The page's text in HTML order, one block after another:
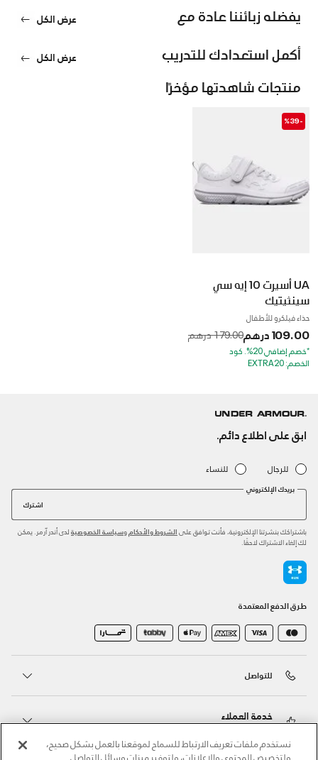
يفضله زبائننا عادة مع عرض الكل
أكمل استعدادك للتدريب عرض الكل
منتجات شاهدتها مؤخرًا
-%39
UA أسيرت 10 إيه سي
سينثيتيك
حذاء فيلكرو للأطفال
109.00 درهم Price reduced from
179.00 درهم to
*خصم إضافي 20%. كود
الخصم: EXTRA20
ابق على اطلاع دائم.
للرجال للنساء
بريدك الإلكتروني
اشترك
باشتراكك بنشرتنا الإلكترونية، فأنت توافق على الشروط والأحكام وسياسة الخصوصية لدى أندر آرمر. يمكن
لك إلغاء الاشتراك لاحقًا.
طرق الدفع المعتمدة
للتواصل
خدمة العملاء
نستخدم ملفات تعريف الارتباط للسماح لموقعنا بالعمل بشكل صحيح،
ولتخصيص المحتوى والإعلانات، ولتوفير ميزات وسائل التواصل